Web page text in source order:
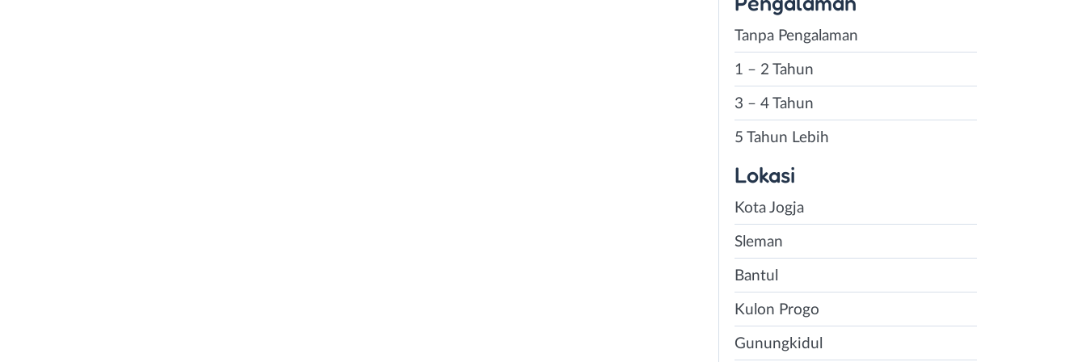
Tanpa Pengalaman
1 – 2 Tahun
3 – 4 Tahun
5 Tahun Lebih
Lokasi
Kota Jogja
Sleman
Bantul
Kulon Progo
Gunungkidul